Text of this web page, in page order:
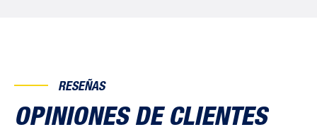
RESEÑAS
OPINIONES DE CLIENTES